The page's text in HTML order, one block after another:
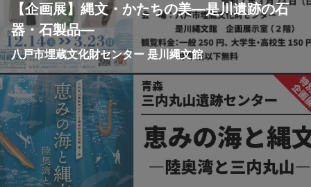
【企画展】縄文・かたちの美—是川遺跡の石
器・石製品—
八戸市埋蔵文化財センター 是川縄文館